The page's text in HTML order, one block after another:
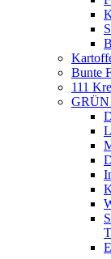
Bunte
111
GRÜN